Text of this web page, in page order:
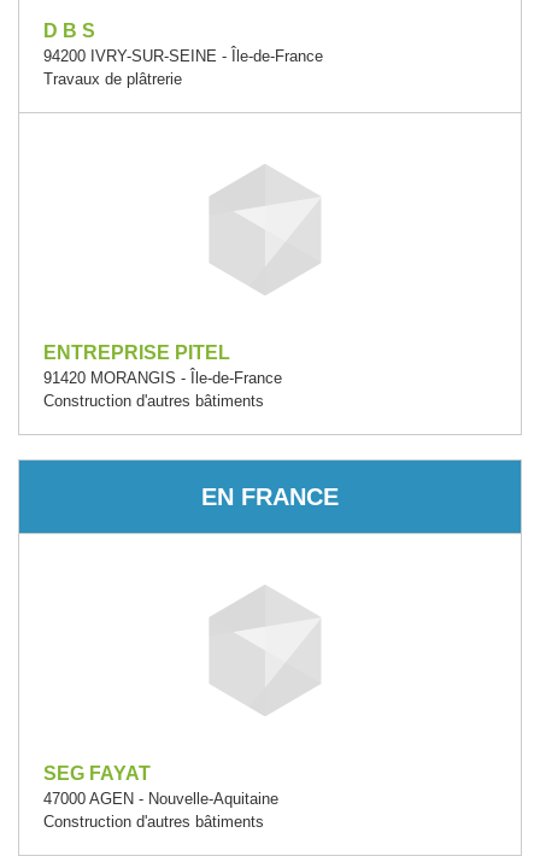
D B S
94200 IVRY-SUR-SEINE - Île-de-France
Travaux de plâtrerie
ENTREPRISE PITEL
91420 MORANGIS - Île-de-France
Construction d'autres bâtiments
EN FRANCE
SEG FAYAT
47000 AGEN - Nouvelle-Aquitaine
Construction d'autres bâtiments